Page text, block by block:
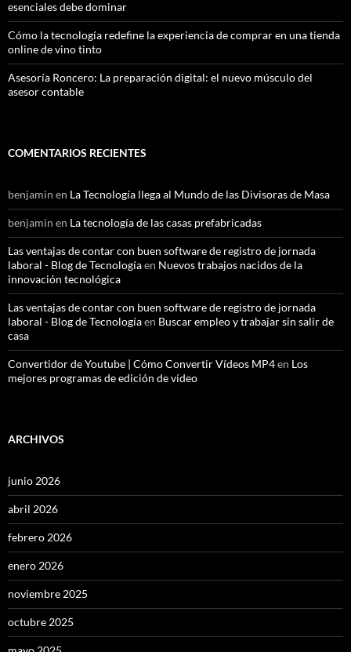
esenciales debe dominar
Cómo la tecnología redefine la experiencia de comprar en una tienda
online de vino tinto
Asesoría Roncero: La preparación digital: el nuevo músculo del
asesor contable
COMENTARIOS RECIENTES
benjamin en La Tecnología llega al Mundo de las Divisoras de Masa
benjamin en La tecnología de las casas prefabricadas
Las ventajas de contar con buen software de registro de jornada
laboral - Blog de Tecnologíaen Nuevos trabajos nacidos de la
innovación tecnológica
Las ventajas de contar con buen software de registro de jornada
laboral - Blog de Tecnologíaen Buscar empleo y trabajar sin salir de
casa
Convertidor de Youtube | Cómo Convertir Vídeos MP4en Los
mejores programas de edición de vídeo
ARCHIVOS
junio 2026
abril 2026
febrero 2026
enero 2026
noviembre 2025
octubre 2025